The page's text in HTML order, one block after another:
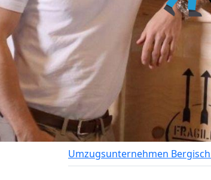
Umzugsunternehmen